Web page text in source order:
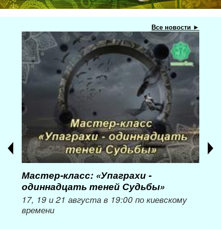
Все новости ►
Мастер-класс: «Упаграхи -
одиннадцать теней Судьбы»
17, 19 и 21 августа в 19:00 по киевскому
времени